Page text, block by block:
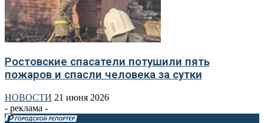
Ростовские спасатели потушили пять
пожаров и спасли человека за сутки
НОВОСТИ 21 июня 2026
- реклама -